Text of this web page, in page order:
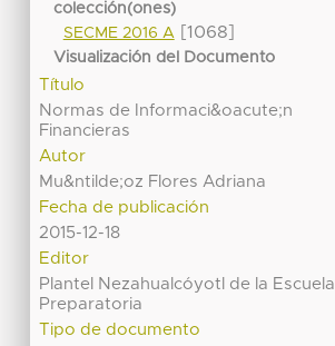
colección(ones)
SECME 2016 A[1068]
Visualización del Documento
Título
Normas de Informaci&oacute;n
Financieras
Autor
Mu&ntilde;oz Flores Adriana
Fecha de publicación
2015-12-18
Editor
Plantel Nezahualcóyotl de la Escuela
Preparatoria
Tipo de documento